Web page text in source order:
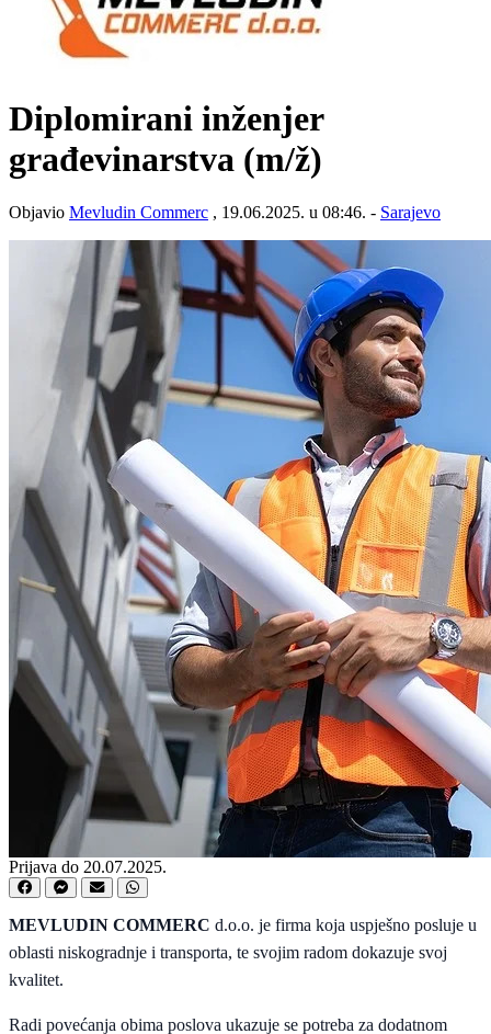
Diplomirani inženjer
građevinarstva (m/ž)
Objavio Mevludin Commerc , 19.06.2025. u 08:46. - Sarajevo
Prijava do 20.07.2025.
MEVLUDIN COMMERC d.o.o. je firma koja uspješno posluje u
oblasti niskogradnje i transporta, te svojim radom dokazuje svoj
kvalitet.
Radi povećanja obima poslova ukazuje se potreba za dodatnom